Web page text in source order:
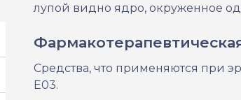
лупой видно ядро, окруженное
Средства, что применяются при
E03.